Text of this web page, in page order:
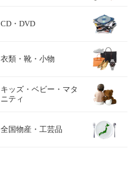
CD・DVD
衣類・靴・小物
キッズ・ベビー・マタ
ニティ
全国物産・工芸品